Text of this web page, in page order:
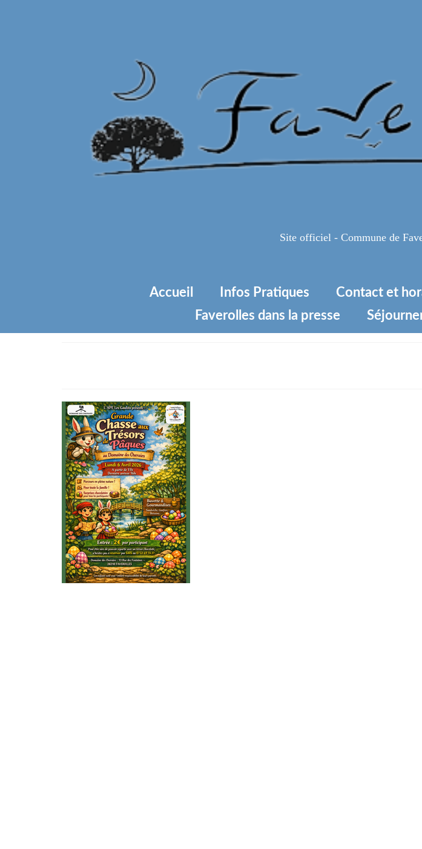
Site officiel - Commune de
Accueil Infos Pratiques Contact et
Faverolles dans la presse